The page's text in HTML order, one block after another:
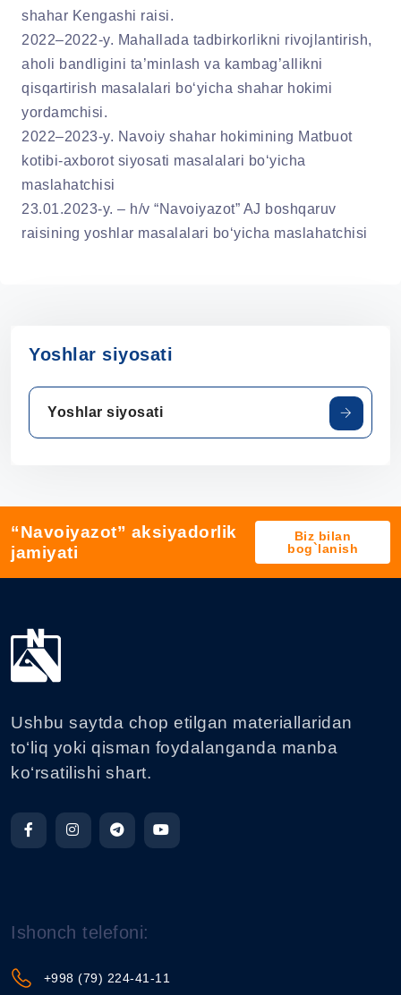
shahar Kengashi raisi.
2022–2022-y. Mahallada tadbirkorlikni rivojlantirish,
aholi bandligini ta’minlash va kambag’allikni
qisqartirish masalalari bo‘yicha shahar hokimi
yordamchisi.
2022–2023-y. Navoiy shahar hokimining Matbuot
kotibi-axborot siyosati masalalari bo‘yicha
maslahatchisi
23.01.2023-y. – h/v “Navoiyazot” AJ boshqaruv
raisining yoshlar masalalari bo‘yicha maslahatchisi
Yoshlar siyosati
Yoshlar siyosati
“Navoiyazot” aksiyadorlik
jamiyati
Biz bilan
bog`lanish
Ushbu saytda chop etilgan materiallaridan
to‘liq yoki qisman foydalanganda manba
ko‘rsatilishi shart.
Ishonch telefoni:
+998 (79) 224-41-11